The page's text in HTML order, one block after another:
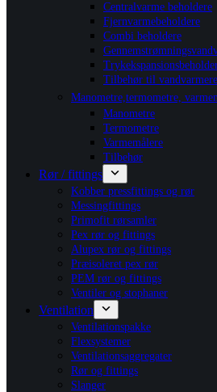
Centralvarme beholdere
Fjernvarmebeholdere
Combi beholdere
Tilbehør til
Manometre,termometre,
Manometre
Termometre
Varmemålere
Tilbehør
Rør / fittings
Kobber pressfittings og rør
Messingfittings
Primofit rørsamler
Pex rør og fittings
Alupex rør og fittings
Præisoleret pex rør
PEM rør og fittings
Ventiler og stophaner
Ventilation
Ventilationspakke
Flexsystemer
Ventilationsaggregater
Rør og fittings
Slanger